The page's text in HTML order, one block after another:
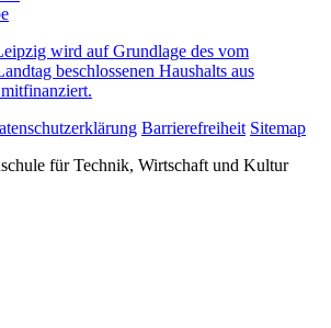
wird auf Grundlage des vom
beschlossenen Haushalts aus
Barrierefreiheit Sitemap
für Technik, Wirtschaft und Kultur